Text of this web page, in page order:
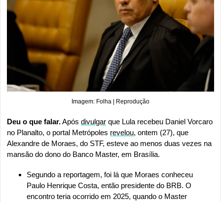
Imagem: Folha | Reprodução
Deu o que falar. Após divulgar que Lula recebeu Daniel Vorcaro
no Planalto, o portal Metrópoles revelou, ontem (27), que
Alexandre de Moraes, do STF, esteve ao menos duas vezes na
mansão do dono do Banco Master, em Brasília.
Segundo a reportagem, foi lá que Moraes conheceu
Paulo Henrique Costa, então presidente do BRB. O
encontro teria ocorrido em 2025, quando o Master